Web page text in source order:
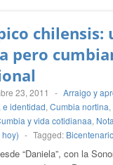
chilensis:
pero
23, 2011 - Arraigo y
e identidad, Cumbia nortina,
y vida cotidianaa,
- Tagged: Bicentenario
“Daniela”, con la